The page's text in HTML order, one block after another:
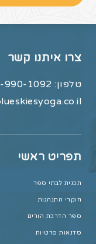
צרו איתנו קשר
טלפון:
תפריט ראשי
תכנית לבתי ספר
חוקרי התנהגות
ספר הדרכת הורים
סדנאות פרטיות